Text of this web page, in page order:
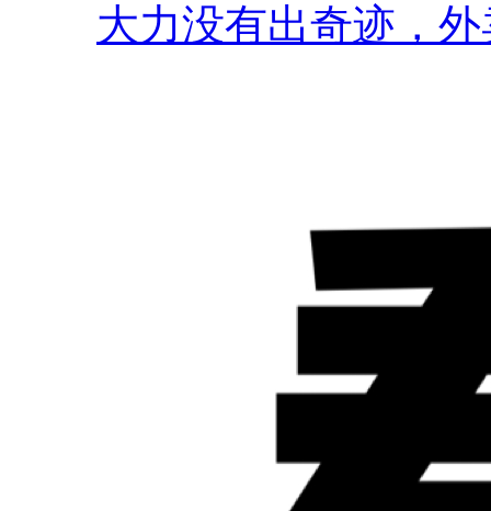
大力没有出奇迹，外